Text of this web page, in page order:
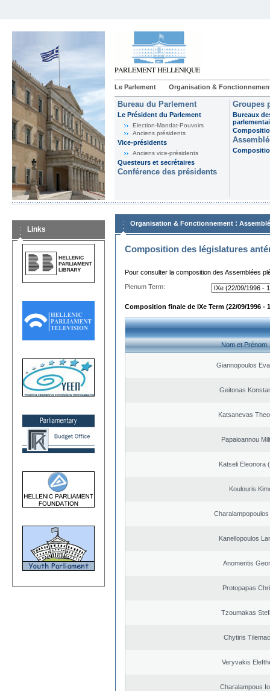
Le Parlement Organisation &
Bureau du Parlement
Le Président du Parlement
Election-Mandat-Pouvoirs
Anciens présidents
Vice-présidents
Anciens vice-présidents
Questeurs et secrétaires
Conférence des présidents
Groupes
Bureaux
Links
Organisation & Fonctionnement :
Composition des législatures
Pour consulter la composition des Assemblées
Plenum Term:
Composition finale de IXe Term (22/09/1996 -
Nom et Prénom
Giannopoulos
Geitonas
Katsanevas
Papaioannou
Katseli Eleonora
Koulouris
Kanellopoulos
Anomeritis
Protopapas
Tzoumakas
Chytiris
Veryvakis
Charalampous